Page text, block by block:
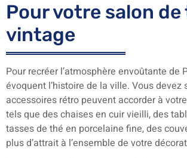
Pour votre salon
vintage
Pour recréer l’atmosphère envoûtante de
évoquent l’histoire de la ville. Vous
accessoires rétro peuvent accorder à
tels que des chaises en cuir vieilli, des
tasses de thé en porcelaine fine, des
plus d’attrait à l’ensemble de votre